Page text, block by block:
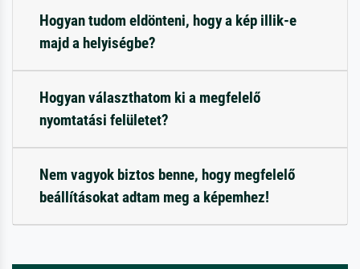
Hogyan tudom eldönteni, hogy a kép illik-e
majd a helyiségbe?
Hogyan választhatom ki a megfelelő
nyomtatási felületet?
Nem vagyok biztos benne, hogy megfelelő
beállításokat adtam meg a képemhez!